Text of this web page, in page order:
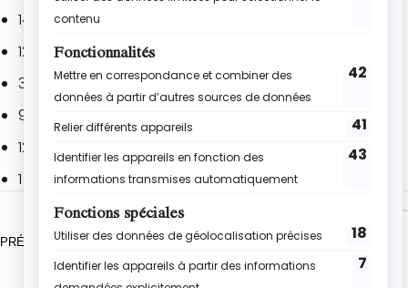
140 g de chocolat noir
120 g de beurre
3 œufs
90 g de sucre en poudre
120 g de farine
1 pincée de sel
PRÉPARATION